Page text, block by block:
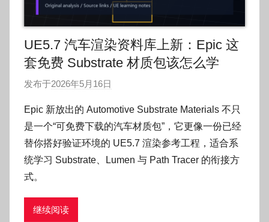
UE5.7 汽车渲染资料库上新：Epic 这
套免费 Substrate 材质包该怎么学
发布于2026年5月16日
:
O
k
g
Epic 新放出的 Automotive Substrate Materials 不只
是一个“可免费下载的汽车材质包”，它更像一份已经
替你搭好验证环境的 UE5.7 渲染参考工程，适合系
统学习 Substrate、Lumen 与 Path Tracer 的衔接方
式。
继续阅读